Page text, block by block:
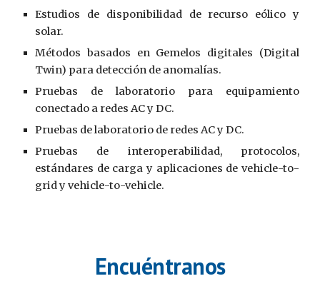
Estudios de disponibilidad de recurso eólico y
solar.
Métodos basados en Gemelos digitales (Digital
Twin) para detección de anomalías.
Pruebas de laboratorio para equipamiento
conectado a redes AC y DC.
Pruebas de laboratorio de redes AC y DC.
Pruebas de interoperabilidad, protocolos,
estándares de carga y aplicaciones de vehicle-to-
grid y vehicle-to-vehicle.
Encuéntranos